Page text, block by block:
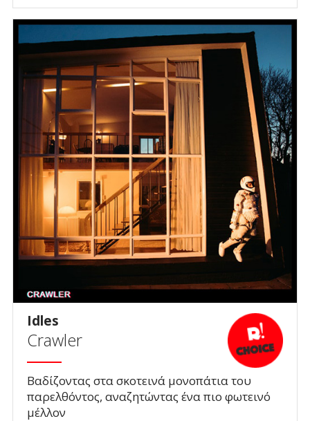
Idles
Crawler
Βαδίζοντας στα σκοτεινά μονοπάτια του
παρελθόντος, αναζητώντας ένα πιο φωτεινό
μέλλον